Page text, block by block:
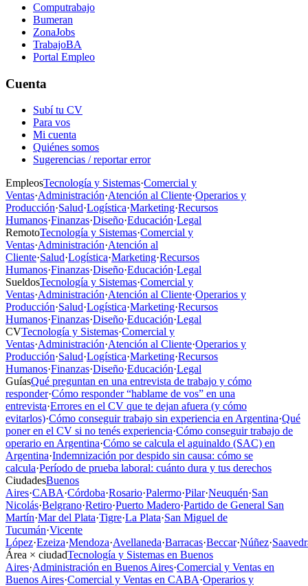
Computrabajo
Bumeran
ZonaJobs
TrabajoBA
Portal Empleo
Cuenta
Subí tu CV
Para vos
Mi cuenta
Quiénes somos
Sugerencias / reportar error
EmpleosTecnología y Sistemas·Comercial y
Ventas·Administración·Atención al Cliente·Operarios y
Producción·Salud·Logística·Marketing·Recursos
Humanos·Finanzas·Diseño·Educación·Legal
RemotoTecnología y Sistemas·Comercial y
Ventas·Administración·Atención al
Cliente·Salud·Logística·Marketing·Recursos
Humanos·Finanzas·Diseño·Educación·Legal
SueldosTecnología y Sistemas·Comercial y
Ventas·Administración·Atención al Cliente·Operarios y
Producción·Salud·Logística·Marketing·Recursos
Humanos·Finanzas·Diseño·Educación·Legal
CVTecnología y Sistemas·Comercial y
Ventas·Administración·Atención al Cliente·Operarios y
Producción·Salud·Logística·Marketing·Recursos
Humanos·Finanzas·Diseño·Educación·Legal
GuíasQué preguntan en una entrevista de trabajo y cómo
responder·Cómo responder “hablame de vos” en una
entrevista·Errores en el CV que te dejan afuera (y cómo
evitarlos)·Cómo conseguir trabajo sin experiencia en Argentina·Qué
poner en el CV si no tenés experiencia·Cómo conseguir trabajo de
operario en Argentina·Cómo se calcula el aguinaldo (SAC) en
Argentina·Indemnización por despido sin causa: cómo se
calcula·Período de prueba laboral: cuánto dura y tus derechos
CiudadesBuenos
Aires·CABA·Córdoba·Rosario·Palermo·Pilar·Neuquén·San
Nicolás·Belgrano·Retiro·Puerto Madero·Partido de General San
Martín·Mar del Plata·Tigre·La Plata·San Miguel de
Tucumán·Vicente
López·Ezeiza·Mendoza·Avellaneda·Barracas·Beccar·Núñez·
Área × ciudadTecnología y Sistemas en Buenos
Aires·Administración en Buenos Aires·Comercial y Ventas en
Buenos Aires·Comercial y Ventas en CABA·Operarios y